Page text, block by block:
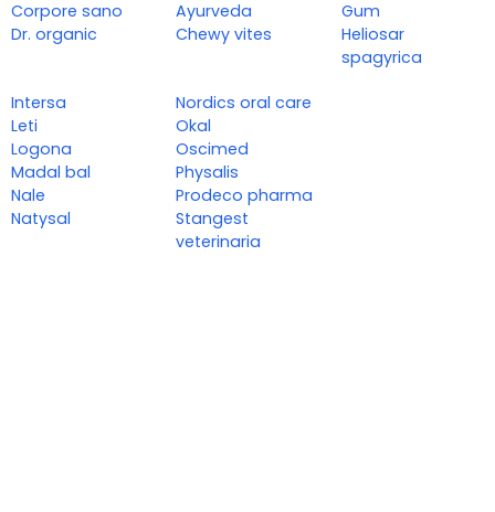
Corpore sano
Dr. organic
Ayurveda
Chewy vites
Gum
Heliosar
spagyrica
Intersa
Leti
Logona
Madal bal
Nale
Natysal
Nordics oral care
Okal
Oscimed
Physalis
Prodeco pharma
Stangest
veterinaria